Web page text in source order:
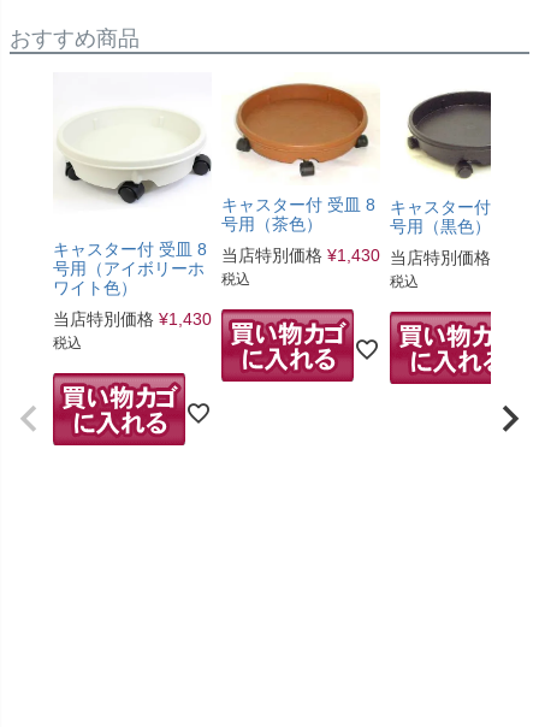
おすすめ商品
キャスター付 受皿 8
号用（アイボリーホ
ワイト色）
当店特別価格 ¥1,430
税込
キャスター付 受皿 8
号用（茶色）
当店特別価格 ¥1,430
税込
キャスター付受皿
号用（黒色）
当店特別価格
税込